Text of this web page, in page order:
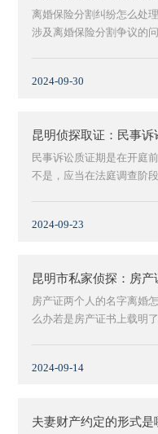
离婚保险分割纠纷怎么处
涉及离婚保险分割争议的
2024-09-30
昆明侦探取证：民事
民事诉讼质证期是在开庭
不是，应当在法庭调查阶
2024-09-23
昆明市私家侦探：房
房产证两个人的名字离婚
么办若是房产证书上载明
2024-09-14
夫妻财产约定的形式是